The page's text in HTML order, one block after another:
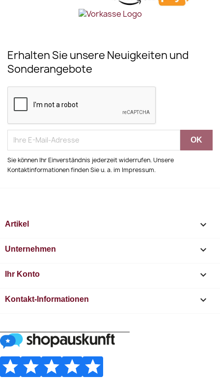
Erhalten Sie unsere Neuigkeiten und
Sonderangebote
Sie können Ihr Einverständnis jederzeit widerrufen. Unsere
Kontaktinformationen finden Sie u. a. im Impressum.
Artikel 
Unternehmen 
Ihr Konto 
Kontakt-Informationen keyboard_arrow_down